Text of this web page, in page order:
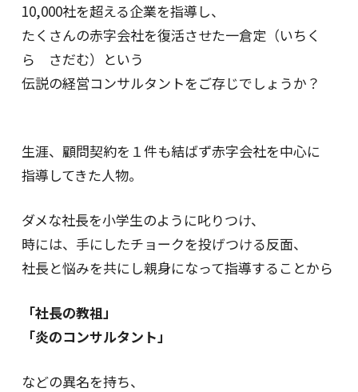
10,000社を超える企業を指導し、
たくさんの赤字会社を復活させた一倉定（いちく
ら さだむ）という
伝説の経営コンサルタントをご存じでしょうか？
生涯、顧問契約を１件も結ばず赤字会社を中心に
指導してきた人物。
ダメな社長を小学生のように叱りつけ、
時には、手にしたチョークを投げつける反面、
社長と悩みを共にし親身になって指導することから
「社長の教祖」
「炎のコンサルタント」
などの異名を持ち、